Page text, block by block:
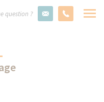
question ?